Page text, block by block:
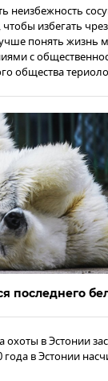
неизбежность
избегать
понять жизнь
с
общества
последнего
охоты в Эстонии
в Эстонии